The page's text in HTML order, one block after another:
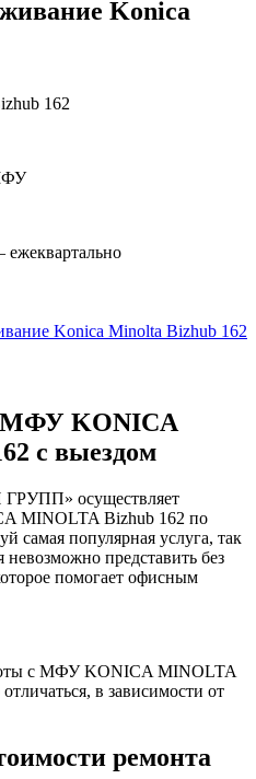
Konica
162
Konica Minolta Bizhub 162
МФУ KONICA
с выездом
осуществляет
MINOLTA Bizhub 162 по
самая популярная услуга, так
представить без
помогает офисным
с МФУ KONICA MINOLTA
в зависимости от
ремонта